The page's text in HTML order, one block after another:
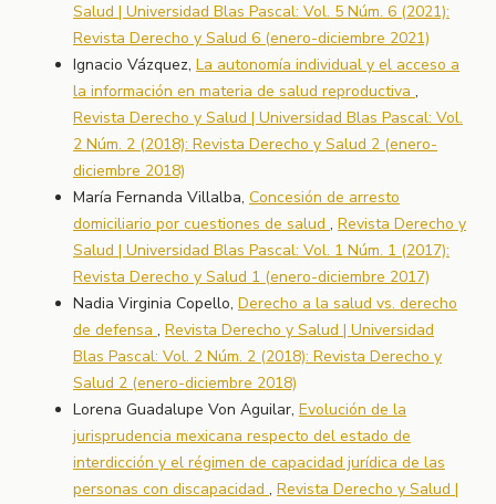
Salud | Universidad Blas Pascal: Vol. 5 Núm. 6 (2021):
Revista Derecho y Salud 6 (enero-diciembre 2021)
Ignacio Vázquez, La autonomía individual y el acceso a
la información en materia de salud reproductiva ,
Revista Derecho y Salud | Universidad Blas Pascal: Vol.
2 Núm. 2 (2018): Revista Derecho y Salud 2 (enero-
diciembre 2018)
María Fernanda Villalba, Concesión de arresto
domiciliario por cuestiones de salud , Revista Derecho y
Salud | Universidad Blas Pascal: Vol. 1 Núm. 1 (2017):
Revista Derecho y Salud 1 (enero-diciembre 2017)
Nadia Virginia Copello, Derecho a la salud vs. derecho
de defensa , Revista Derecho y Salud | Universidad
Blas Pascal: Vol. 2 Núm. 2 (2018): Revista Derecho y
Salud 2 (enero-diciembre 2018)
Lorena Guadalupe Von Aguilar, Evolución de la
jurisprudencia mexicana respecto del estado de
interdicción y el régimen de capacidad jurídica de las
personas con discapacidad , Revista Derecho y Salud |